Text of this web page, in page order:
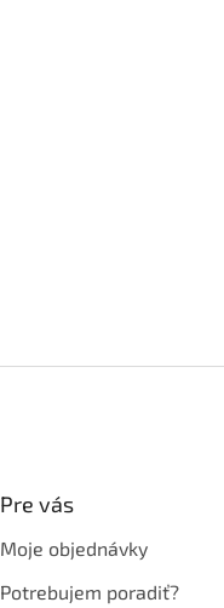
Pre vás
Moje objednávky
Potrebujem poradiť?